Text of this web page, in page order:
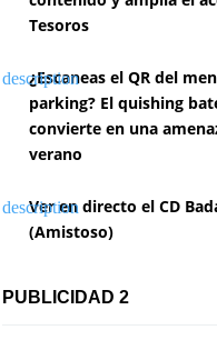
Tesoros
¿Escaneas el QR del
parking? El quishing
convierte en una
verano
Ver en directo el CD
(Amistoso)
PUBLICIDAD 2